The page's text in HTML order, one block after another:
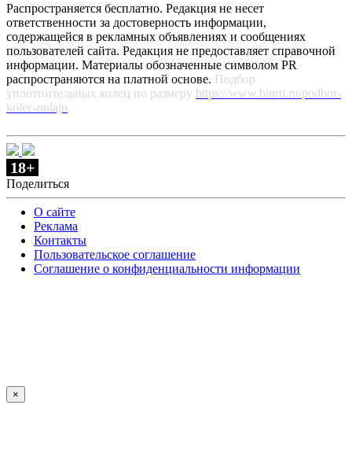
Распространяется бесплатно. Редакция не несет
ответственности за достоверность информации,
содержащейся в рекламных объявлениях и сообщениях
пользователей сайта. Редакция не предоставляет справочной
информации. Материалы обозначенные символом PR
распространяются на платной основе. Подбор
уплотнительных колец по размеру https://www.binrti.ru/podbor-
kolec-onlajn
18+
Поделиться
О сайте
Реклама
Контакты
Пользовательское соглашение
Соглашение о конфиденциальности информации
×